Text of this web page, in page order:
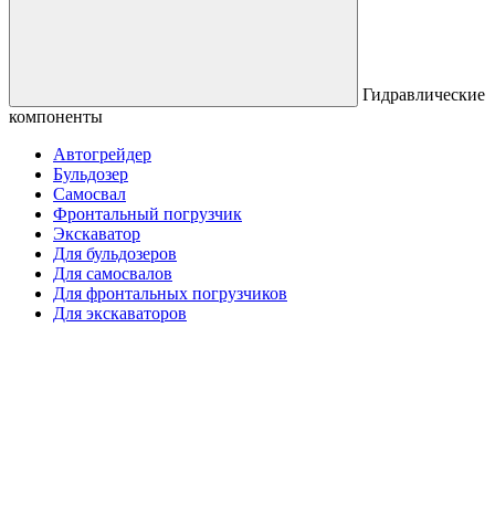
Гидравлические
компоненты
Автогрейдер
Бульдозер
Самосвал
Фронтальный погрузчик
Экскаватор
Для бульдозеров
Для самосвалов
Для фронтальных погрузчиков
Для экскаваторов